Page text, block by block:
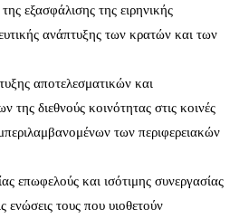
εξασφάλισης της ειρηνικής
ανάπτυξης των κρατών και των
αποτελεσματικών και
διεθνούς κοινότητας στις κοινές
των περιφερειακών
επωφελούς και ισότιμης συνεργασίας
ενώσεις τους που υιοθετούν